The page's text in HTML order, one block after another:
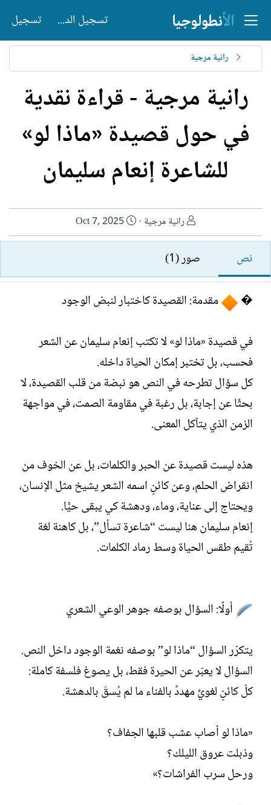
تسجيل الدخول تسجيل
رانية مرجية
رانية مرجية - قراءة نقدية
في حول قصيدة «ماذا لو»
للشاعرة إنعام سليمان
ا
ل
ا
ت
ب
رانية مرجية
ت
ا
خ
ا
ن
ا
ء
Oct 7, 2025
نص صور (1)
�
مقدمة: القصيدة كاختبار لنبض الوجود
في قصيدة «ماذا لو» لا تكتب إنعام سليمان عن الشعر
فحسب، بل تختبر إمكان الحياة داخله.
كل سؤال تطرحه في النص هو نبضة من قلب القصيدة، لا
بحثًا عن إجابة، بل رغبة في مقاومة الصمت، في مواجهة
الزمن الذي يتآكل المعنى.
هذه ليست قصيدة عن الحبر والكلمات، بل عن الخوف من
انقراض الحلم، وعن كائنٍ اسمه الشعر يشيخ مثل الإنسان،
ويحتاج إلى عناية، وماء، ودهشة كي يبقى حيًّا.
إنعام سليمان هنا ليست “شاعرة تسأل”، بل كاهنة لغة
تُقيم طقس الحياة وسط رماد الكلمات.
أولًا: السؤال بوصفه جوهر الوعي الشعري
يتكرّر السؤال “ماذا لو” بوصفه نغمة الوجود داخل النص.
السؤال لا يعبّر عن الحيرة فقط، بل يصوغ فلسفة كاملة:
كلّ كائنٍ لغويٍّ مهددٌ بالفناء ما لم يُسقَ بالدهشة.
«ماذا لو أصاب عشب قلبها الجفاف؟
وذبلت عروق الليلك؟
ورحل سرب الفراشات؟»